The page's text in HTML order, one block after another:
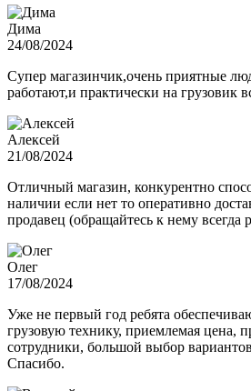
Дима
24/08/2024
Супер магазинчик,очень приятные
работают,и практически на грузовик
Алексей
21/08/2024
Отличный магазин, конкурентно
наличии если нет то оперативно
продавец (обращайтесь к нему всегда
Олег
17/08/2024
Уже не первый год ребята
грузовую технику, приемлемая цена,
сотрудники, большой выбор
Спасибо.